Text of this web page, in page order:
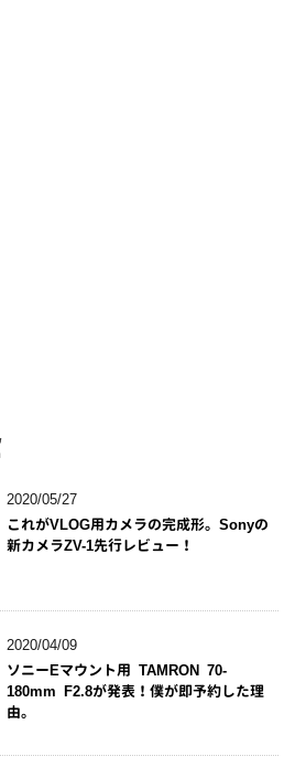
2020/05/27
これがVLOG用カメラの完成形。Sonyの
新カメラZV-1先行レビュー！
2020/04/09
ソニーEマウント用 TAMRON 70-
180mm F2.8が発表！僕が即予約した理
由。